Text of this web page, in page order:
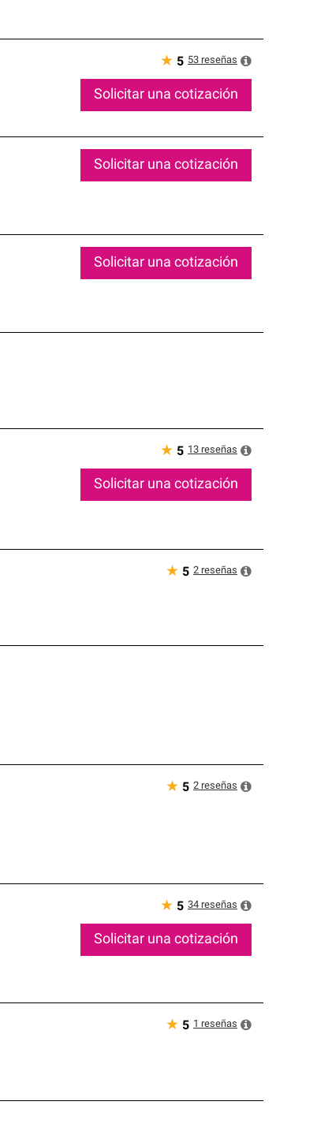
★ 5 53 reseñas
Solicitar una cotización
Solicitar una cotización
Solicitar una cotización
★ 5 13 reseñas
Solicitar una cotización
★ 5 2 reseñas
★ 5 2 reseñas
★ 5 34 reseñas
Solicitar una cotización
★ 5 1 reseñas